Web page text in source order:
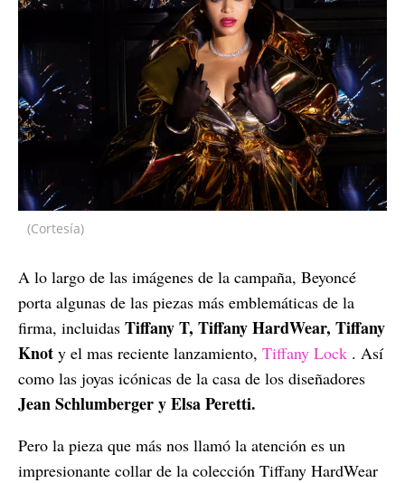
(Cortesía)
A lo largo de las imágenes de la campaña, Beyoncé
porta algunas de las piezas más emblemáticas de la
firma, incluidas Tiffany T, Tiffany HardWear, Tiffany
Knot y el mas reciente lanzamiento, Tiffany Lock . Así
como las joyas icónicas de la casa de los diseñadores
Jean Schlumberger y Elsa Peretti.
Pero la pieza que más nos llamó la atención es un
impresionante collar de la colección Tiffany HardWear